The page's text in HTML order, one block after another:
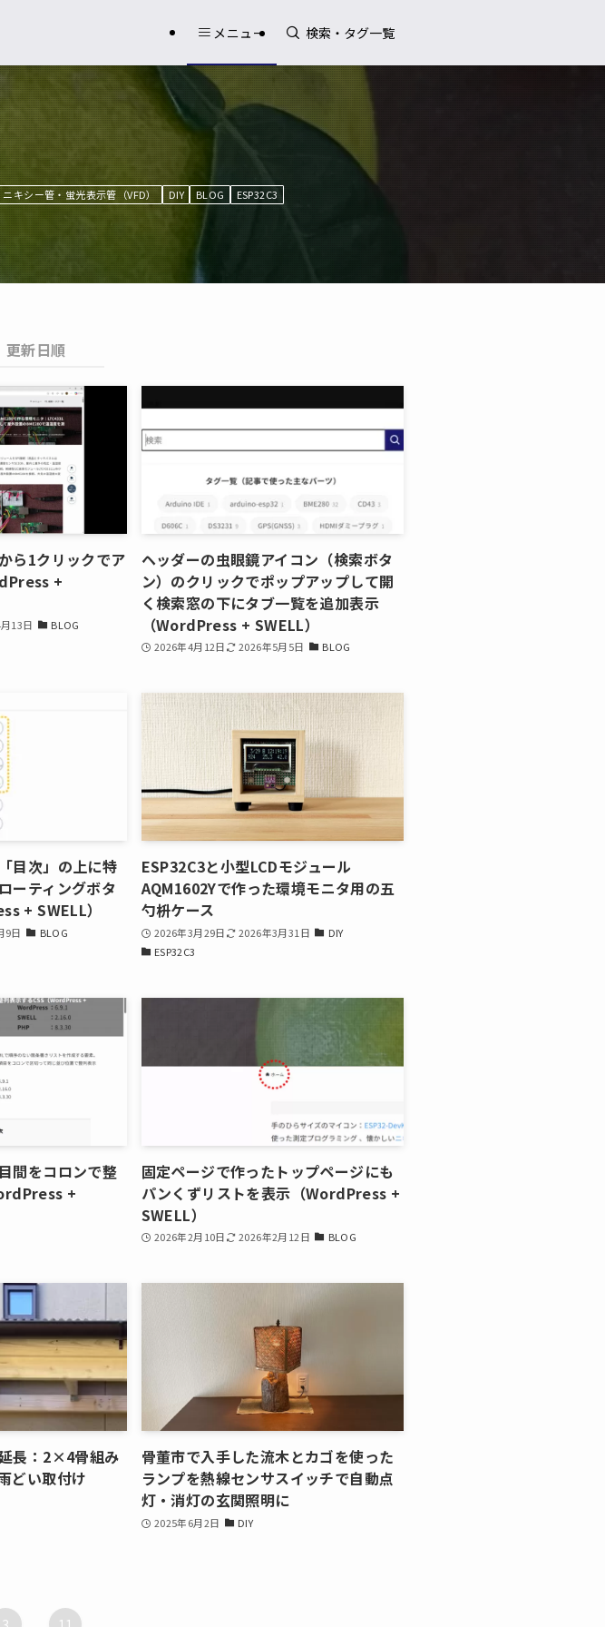
メニュー
ニキシー管・蛍光表示管（VFD） DIY BLOG ESP32C3
更新日順
ら1クリックでア
+
13日 BLOG
ヘッダーの虫眼鏡アイコン（検索ボタ
ン）のクリックでポップアップして開
く検索窓の下にタブ一覧を追加表示
（WordPress + SWELL）
2026年4月12日 2026年5月5日 BLOG
目次」の上に特
ーティングボタ
+ SWELL）
9日 BLOG
ESP32C3と小型LCDモジュール
AQM1602Yで作った環境モニタ用の五
勺枡ケース
2026年3月29日 2026年3月31日
DIY
ESP32C3
間をコロンで整
+
固定ページで作ったトップページにも
パンくずリストを表示（WordPress +
SWELL）
2026年2月10日 2026年2月12日 BLOG
長：2×4骨組み
どい取付け
骨董市で入手した流木とカゴを使った
ランプを熱線センサスイッチで自動点
灯・消灯の玄関照明に
2025年6月2日 DIY